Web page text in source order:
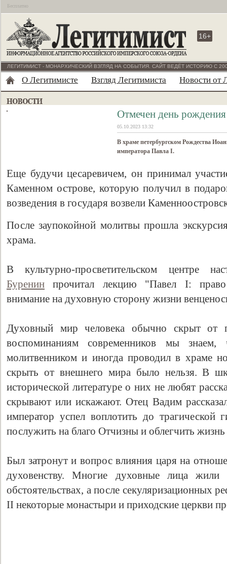
Бесплатно
16+
ЛЕГИТИМИСТ - МОНАРХИЧЕСКИЙ ВЗГЛЯД НА СОБЫТИЯ. САЙТ ВЕДЁТ ИСТОРИЮ С
О Легитимисте Взгляд Легитимиста Новости от
Oтмечен день
05.10.2023 13:32
В храме петербургском Рождества
императора Павла I.
Еще будучи цесаревичем, он принимал
Каменном острове, которую получил в
возведения в государя возвели
После заупокойной молитвы прошла
храма.
В культурно-просветительском центре
Буренин прочитал лекцию "Павел I:
внимание на духовную сторону жизни
Духовный мир человека обычно скрыт от
воспоминаниям современников мы
молитвенником и иногда проводил в храме
скрыть от внешнего мира было нельзя. В
исторической литературе о них не любят
скрывают или искажают. Отец Вадим
император успел воплотить до трагической
послужить на благо Отчизны и облегчить
Был затронут и вопрос влияния царя на
духовенству. Многие духовные лица жили
обстоятельствах, а после секуляризационных
II некоторые монастыри и приходские церкви